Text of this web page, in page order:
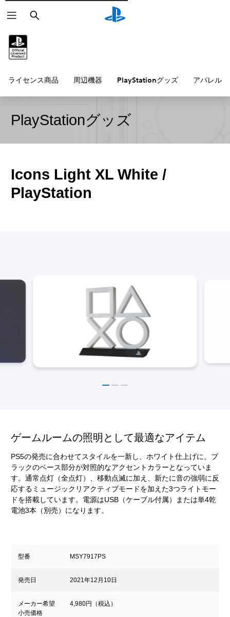
検
索
ライセンス商品 周辺機器 PlayStationグッズ アパレル
PlayStationグッズ
Icons Light XL White /
PlayStation
ゲームルームの照明として最適なアイテム
PS5の発売に合わせてスタイルを一新し、ホワイト仕上げに。ブ
ラックのベース部分が対照的なアクセントカラーとなっていま
す。通常点灯（全点灯）、移動点滅に加え、新たに音の強弱に反
応するミュージックリアクティブモードを加えた3つライトモー
ドを搭載しています。電源はUSB（ケーブル付属）または単4乾
電池3本（別売）になります。
型番 MSY7917PS
発売日 2021年12月10日
メーカー希望
小売価格
4,980円（税込）